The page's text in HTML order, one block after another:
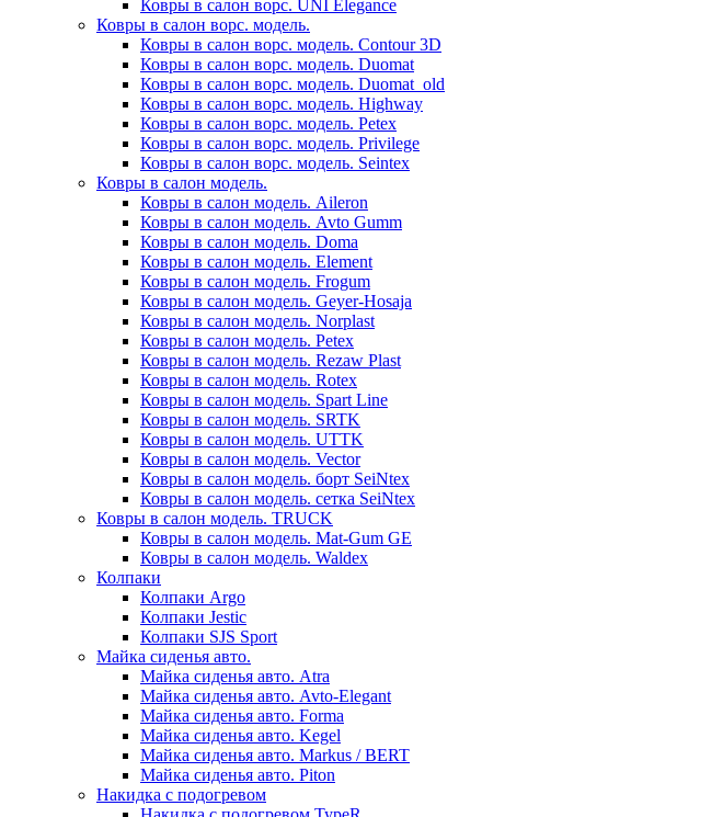
Ковры в салон ворс. UNI Elegance
Ковры в салон ворс. модель.
Ковры в салон ворс. модель. Contour 3D
Ковры в салон ворс. модель. Duomat
Ковры в салон ворс. модель. Duomat_old
Ковры в салон ворс. модель. Highway
Ковры в салон ворс. модель. Petex
Ковры в салон ворс. модель. Privilege
Ковры в салон ворс. модель. Seintex
Ковры в салон модель.
Ковры в салон модель. Aileron
Ковры в салон модель. Avto Gumm
Ковры в салон модель. Doma
Ковры в салон модель. Element
Ковры в салон модель. Frogum
Ковры в салон модель. Geyer-Hosaja
Ковры в салон модель. Norplast
Ковры в салон модель. Petex
Ковры в салон модель. Rezaw Plast
Ковры в салон модель. Rotex
Ковры в салон модель. Spart Line
Ковры в салон модель. SRTK
Ковры в салон модель. UTTK
Ковры в салон модель. Vector
Ковры в салон модель. борт SeiNtex
Ковры в салон модель. сетка SeiNtex
Ковры в салон модель. TRUCK
Ковры в салон модель. Mat-Gum GE
Ковры в салон модель. Waldex
Колпаки
Колпаки Argo
Колпаки Jestic
Колпаки SJS Sport
Майка сиденья авто.
Майка сиденья авто. Atra
Майка сиденья авто. Avto-Elegant
Майка сиденья авто. Forma
Майка сиденья авто. Kegel
Майка сиденья авто. Markus / BERT
Майка сиденья авто. Piton
Накидка с подогревом